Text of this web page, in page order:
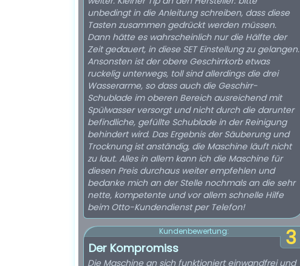
unbedingt in die Anleitung schreiben, dass diese
Tasten zusammen gedrückt werden müssen.
Dann hätte es wahrscheinlich nur die Hälfte der
Zeit gedauert, in diese SET Einstellung zu gelangen.
Ansonsten ist der obere Geschirrkorb etwas
ruckelig unterwegs, toll sind allerdings die drei
Wasserarme, so dass auch die Geschirr-
Schublade im oberen Bereich ausreichend mit
Spülwasser versorgt und nicht durch die darunter
befindliche, gefüllte Schublade in der Reinigung
behindert wird. Das Ergebnis der Säuberung und
Trocknung ist anständig, die Maschine läuft nicht
zu laut. Alles in allem kann ich die Maschine für
diesen Preis durchaus weiter empfehlen und
bedanke mich an der Stelle nochmals an die sehr
nette, kompetente und vor allem schnelle Hilfe
beim Otto-Kundendienst per Telefon!
3
Kundenbewertung:
Der Kompromiss
Die Maschine an sich funktioniert einwandfrei und